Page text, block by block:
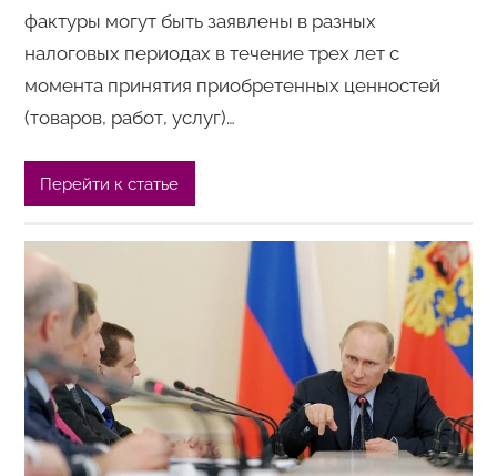
фактуры могут быть заявлены в разных
налоговых периодах в течение трех лет с
момента принятия приобретенных ценностей
(товаров, работ, услуг)…
Перейти к статье